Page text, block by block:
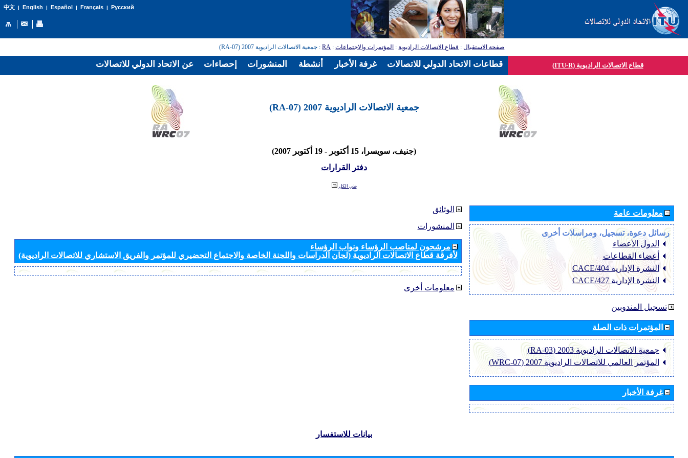
中文| English | Español | Français| Русский
صفحة الاستقبال: قطاع الاتصالات الراديوية: المؤتمرات والاجتماعات:
RA: جمعية الاتصالات الراديوية 2007 (RA-07)
قطاع الاتصالات الراديوية (ITU-R)
جمعية الاتصالات الراديوية 2007 (RA-07)
(جنيف، سويسرا، 15 أكتوبر - 19 أكتوبر 2007)
دفتر القرارات
طي الكل
الوثائق
المنشورات
مرشحون لمناصب الرؤساء ونواب الرؤساء
لأفرقة قطاع الاتصالات الراديوية (لجان الدراسات واللجنة الخاصة والاجتماع التحضيري للمؤتمر والفريق الاستشاري للاتصالات الراديوية)
معلومات أخرى
معلومات عامة
رسائل دعوة، تسجيل، ومراسلات أخرى
الدول الأعضاء
أعضاء القطاعات
النشرة الإدارية CACE/404
النشرة الإدارية CACE/427
تسجيل المندوبين
المؤتمرات ذات الصلة
جمعية الاتصالات الراديوية 2003 (RA-03)
المؤتمر العالمي للاتصالات الراديوية 2007 (WRC-07)
غرفة الأخبار
بيانات للاستفسار
عن الاتحاد الدولي للاتصالات إحصاءات المنشورات أنشطة غرفة الأخبار قطاعات الاتحاد الدولي للاتصالات